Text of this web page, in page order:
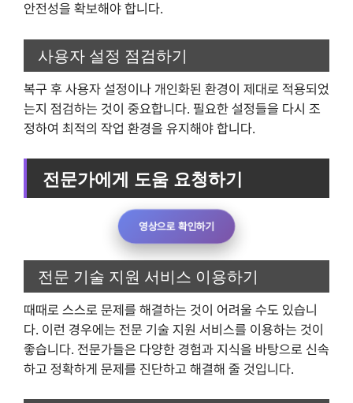
안전성을 확보해야 합니다.
사용자 설정 점검하기
복구 후 사용자 설정이나 개인화된 환경이 제대로 적용되었
는지 점검하는 것이 중요합니다. 필요한 설정들을 다시 조
정하여 최적의 작업 환경을 유지해야 합니다.
전문가에게 도움 요청하기
영상으로 확인하기
전문 기술 지원 서비스 이용하기
때때로 스스로 문제를 해결하는 것이 어려울 수도 있습니
다. 이런 경우에는 전문 기술 지원 서비스를 이용하는 것이
좋습니다. 전문가들은 다양한 경험과 지식을 바탕으로 신속
하고 정확하게 문제를 진단하고 해결해 줄 것입니다.